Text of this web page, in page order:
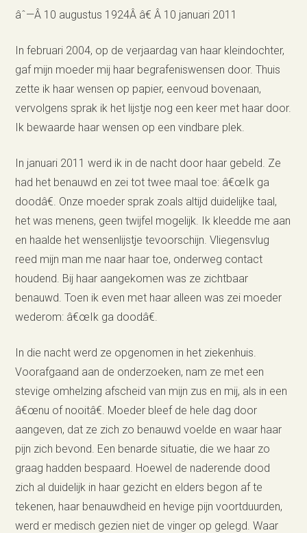
âˆ—Â 10 augustus 1924Â â€ Â 10 januari 2011
In februari 2004, op de verjaardag van haar kleindochter,
gaf mijn moeder mij haar begrafeniswensen door. Thuis
zette ik haar wensen op papier, eenvoud bovenaan,
vervolgens sprak ik het lijstje nog een keer met haar door.
Ik bewaarde haar wensen op een vindbare plek.
In januari 2011 werd ik in de nacht door haar gebeld. Ze
had het benauwd en zei tot twee maal toe: â€œIk ga
doodâ€. Onze moeder sprak zoals altijd duidelijke taal,
het was menens, geen twijfel mogelijk. Ik kleedde me aan
en haalde het wensenlijstje tevoorschijn. Vliegensvlug
reed mijn man me naar haar toe, onderweg contact
houdend. Bij haar aangekomen was ze zichtbaar
benauwd. Toen ik even met haar alleen was zei moeder
wederom: â€œIk ga doodâ€.
In die nacht werd ze opgenomen in het ziekenhuis.
Voorafgaand aan de onderzoeken, nam ze met een
stevige omhelzing afscheid van mijn zus en mij, als in een
â€œnu of nooitâ€. Moeder bleef de hele dag door
aangeven, dat ze zich zo benauwd voelde en waar haar
pijn zich bevond. Een benarde situatie, die we haar zo
graag hadden bespaard. Hoewel de naderende dood
zich al duidelijk in haar gezicht en elders begon af te
tekenen, haar benauwdheid en hevige pijn voortduurden,
werd er medisch gezien niet de vinger op gelegd. Waar